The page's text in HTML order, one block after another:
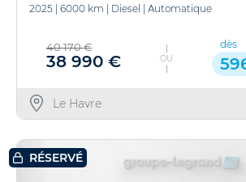
2025 6000 km Diesel Automatique
40 170 €
38 990 € OU
dès
Le Havre
RÉSERVÉ